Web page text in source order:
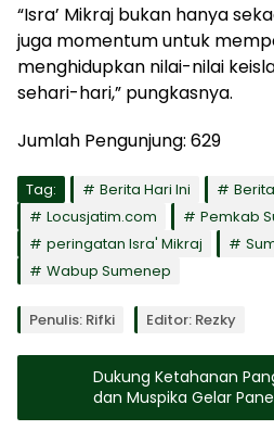
“Isra’ Mikraj bukan hanya
juga momentum untuk
menghidupkan nilai-nilai
sehari-hari,” pungkasnya.
Jumlah Pengunjung: 629
Tag: Berita Hari Ini
Locusjatim.com
Pemkab
peringatan Isra' Mikraj
Wabup Sumenep
Penulis: Rifki Editor: Rezky
Dukung Ketahanan
dan Muspika Gelar
Pangongsean